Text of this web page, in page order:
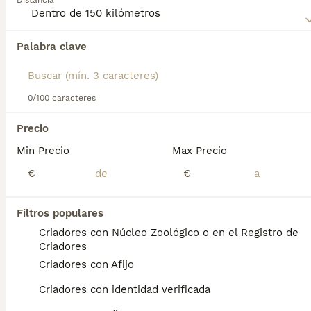
Palabra clave
0/100 caracteres
Precio
Min Precio
€
Max Precio
€
Filtros populares
Criadores con Núcleo Zoológico o en el Registro de
Criadores
Criadores con Afijo
Criadores con identidad verificada
Lee nuestra página de consejos de compra de Irish Soft
Terrier Cachorros en venta en Azuqueca de
Henares, Guadalajara.
Guardar búsqueda
¿Cómo es el carácter del
Soft Coated Wheaten
Terrier?